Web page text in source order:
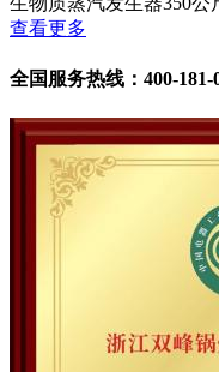
查看更多
全国服务热线：400-181-